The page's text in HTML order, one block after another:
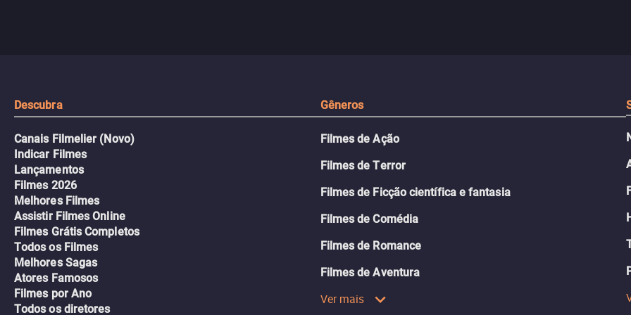
Descubra
Canais Filmelier (Novo)
Indicar Filmes
Lançamentos
Filmes 2026
Melhores Filmes
Assistir Filmes Online
Filmes Grátis Completos
Todos os Filmes
Melhores Sagas
Atores Famosos
Filmes por Ano
Todos os diretores
Gêneros
Filmes de Ação
Filmes de Terror
Filmes de Ficção científica e fantasia
Filmes de Comédia
Filmes de Romance
Filmes de Aventura
Ver mais